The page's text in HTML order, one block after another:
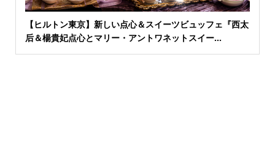
【ヒルトン東京】新しい点心＆スイーツビュッフェ『西太
后＆楊貴妃点心とマリー・アントワネットスイー...